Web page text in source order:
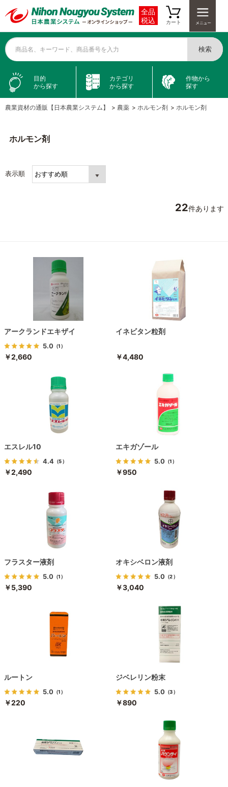
全品
税込
カート
商品名、キーワード、商品番号を入力 検索
目的
から探す
カテゴリ
から探す
作物から
探す
農業資材の通販【日本農業システム】 > 農薬 > ホルモン剤 > ホルモン剤
ホルモン剤
表示順
22件あります
アークランドエキザイ
5.0 （1）
￥2,660
イネビタン粒剤
￥4,480
エスレル10
4.4 （5）
￥2,490
エキガゾール
5.0 （1）
￥950
フラスター液剤
5.0 （1）
￥5,390
オキシベロン液剤
5.0 （2）
￥3,040
ルートン
5.0 （1）
￥220
ジベレリン粉末
5.0 （3）
￥890